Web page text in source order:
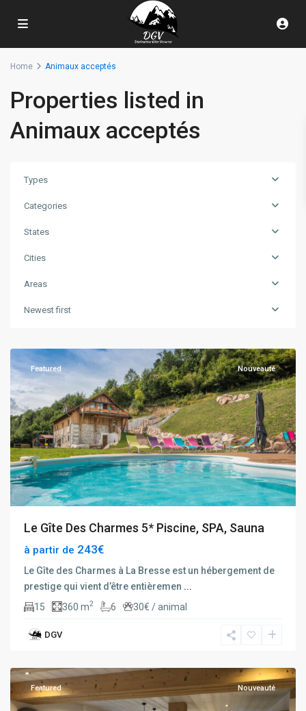
Home Animaux acceptés
Properties listed in
Animaux acceptés
Types
Categories
States
Cities
Areas
Newest first
Featured Nouveauté
Le Gîte Des Charmes 5* Piscine, SPA, Sauna
à partir de 243€
Le Gîte des Charmes à La Bresse est un hébergement de
prestige qui vient d’être entièremen ...
15
360 m2 6 30€ / animal
DGV
La
Featured Nouveauté